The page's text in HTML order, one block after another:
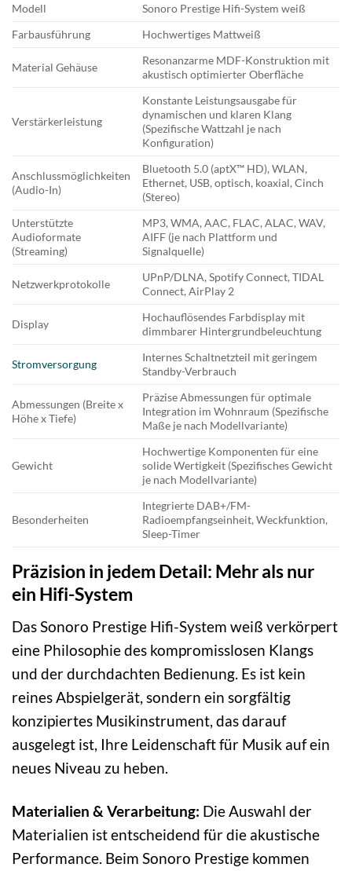
Modell
Sonoro Prestige Hifi-System weiß
Farbausführung
Hochwertiges Mattweiß
Material Gehäuse
Resonanzarme MDF-Konstruktion mit
akustisch optimierter Oberfläche
Verstärkerleistung
Konstante Leistungsausgabe für
dynamischen und klaren Klang
(Spezifische Wattzahl je nach
Konfiguration)
Anschlussmöglichkeiten
(Audio-In)
Bluetooth 5.0 (aptX™ HD), WLAN,
Ethernet, USB, optisch, koaxial, Cinch
(Stereo)
Unterstützte
Audioformate
(Streaming)
MP3, WMA, AAC, FLAC, ALAC, WAV,
AIFF (je nach Plattform und
Signalquelle)
Netzwerkprotokolle
UPnP/DLNA, Spotify Connect, TIDAL
Connect, AirPlay 2
Display
Hochauflösendes Farbdisplay mit
dimmbarer Hintergrundbeleuchtung
Stromversorgung
Internes Schaltnetzteil mit geringem
Standby-Verbrauch
Abmessungen (Breite x
Höhe x Tiefe)
Präzise Abmessungen für optimale
Integration im Wohnraum (Spezifische
Maße je nach Modellvariante)
Gewicht
Hochwertige Komponenten für eine
solide Wertigkeit (Spezifisches Gewicht
je nach Modellvariante)
Besonderheiten
Integrierte DAB+/FM-
Radioempfangseinheit, Weckfunktion,
Sleep-Timer
Präzision in jedem Detail: Mehr als nur
ein Hifi-System
Das Sonoro Prestige Hifi-System weiß verkörpert
eine Philosophie des kompromisslosen Klangs
und der durchdachten Bedienung. Es ist kein
reines Abspielgerät, sondern ein sorgfältig
konzipiertes Musikinstrument, das darauf
ausgelegt ist, Ihre Leidenschaft für Musik auf ein
neues Niveau zu heben.
Materialien & Verarbeitung: Die Auswahl der
Materialien ist entscheidend für die akustische
Performance. Beim Sonoro Prestige kommen